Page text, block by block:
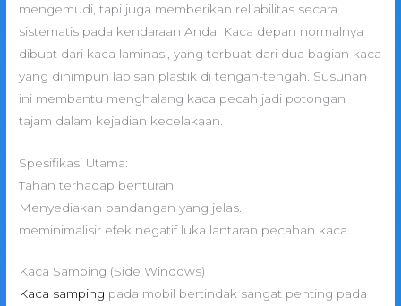
mengemudi, tapi juga memberikan reliabilitas secara
sistematis pada kendaraan Anda. Kaca depan normalnya
dibuat dari kaca laminasi, yang terbuat dari dua bagian kaca
yang dihimpun lapisan plastik di tengah-tengah. Susunan
ini membantu menghalang kaca pecah jadi potongan
tajam dalam kejadian kecelakaan.
Spesifikasi Utama:
Tahan terhadap benturan.
Menyediakan pandangan yang jelas.
meminimalisir efek negatif luka lantaran pecahan kaca.
Kaca Samping (Side Windows)
Kaca samping pada mobil bertindak sangat penting pada